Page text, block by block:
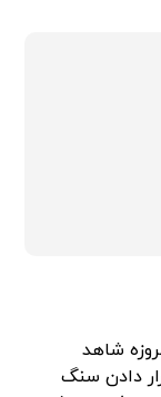
شاهد
دادن سنگ